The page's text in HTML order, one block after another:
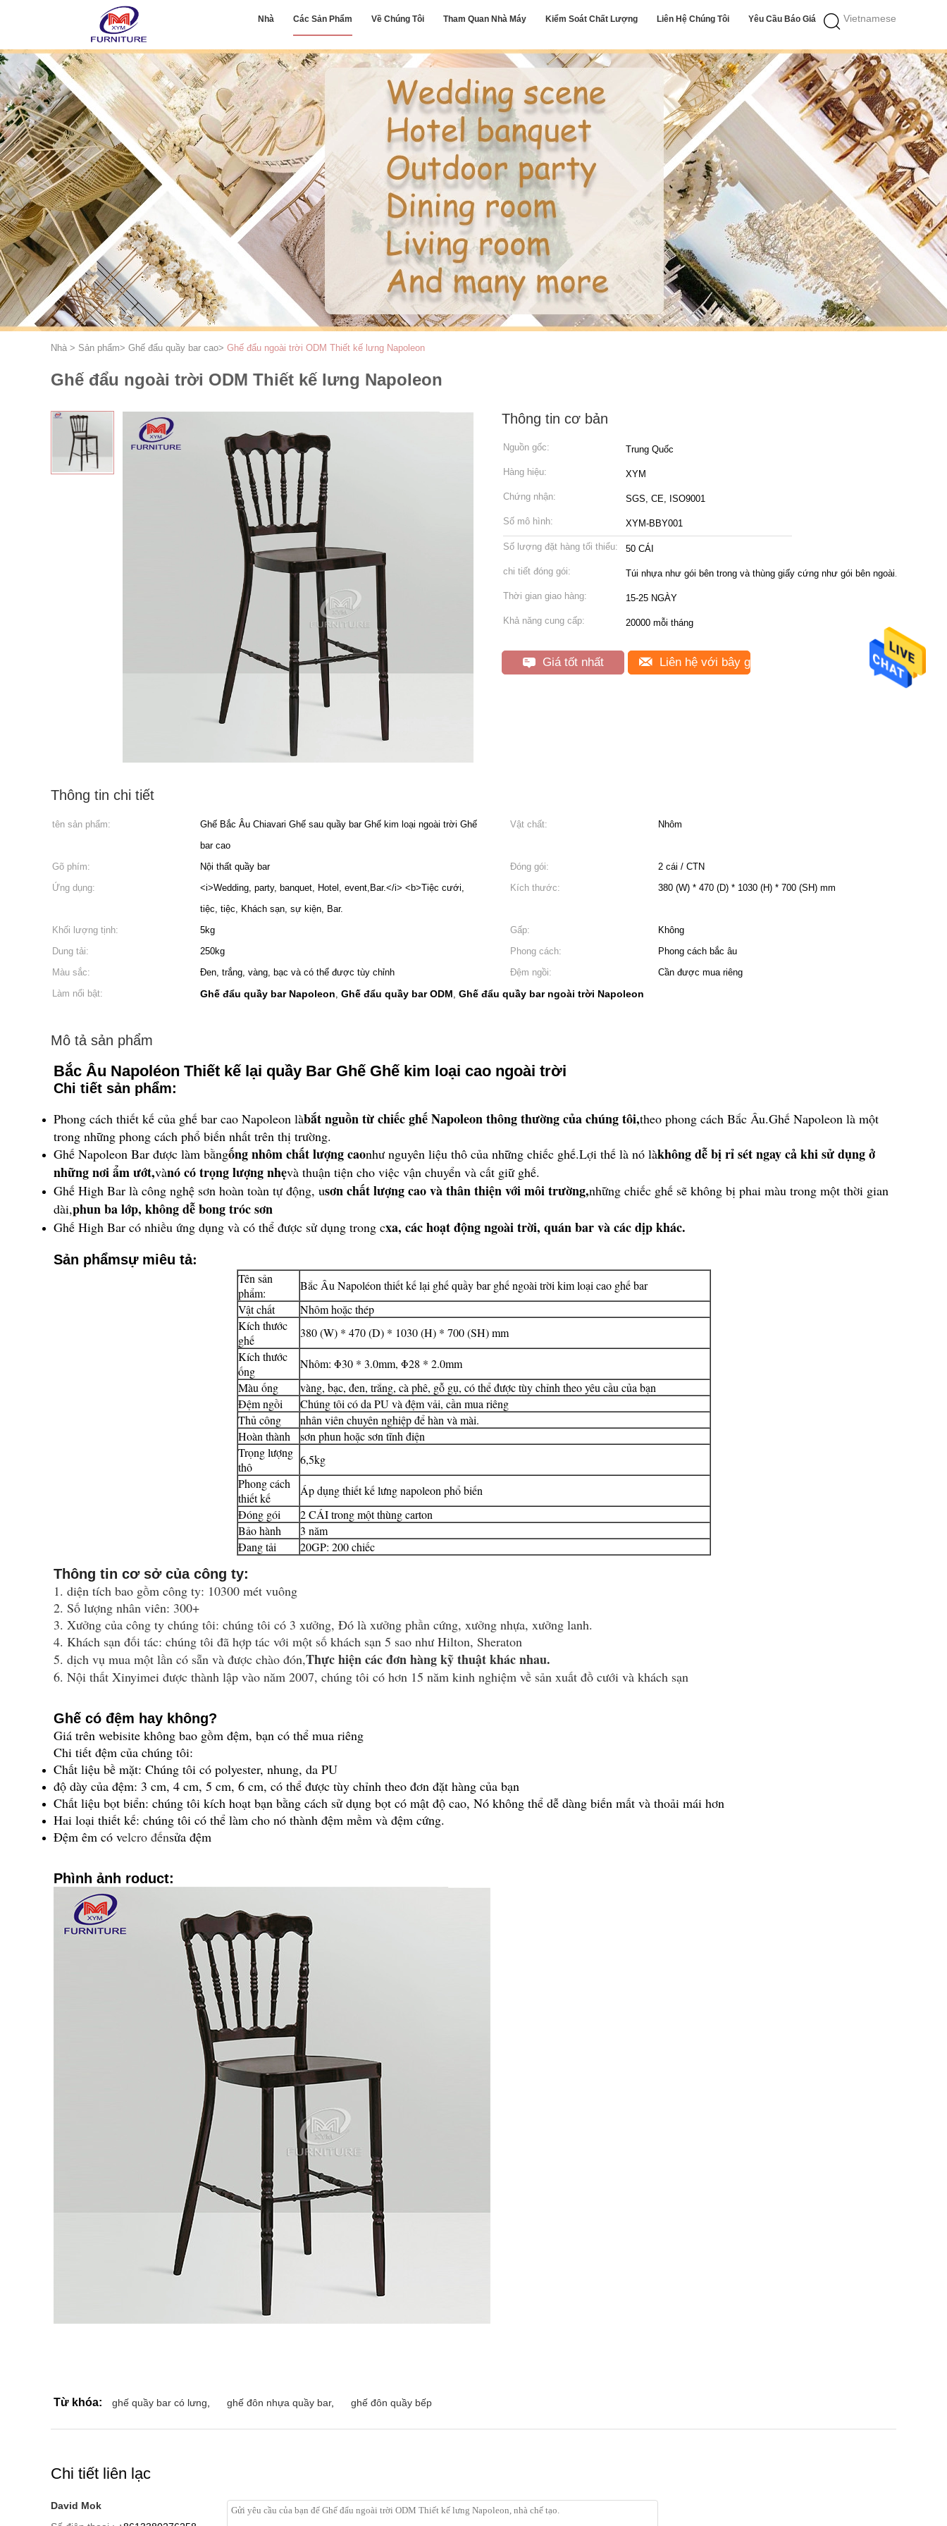
Vietnamese
Nhà Các Sản Phẩm Về Chúng Tôi Tham Quan Nhà Máy Kiểm Soát Chất Lượng Liên Hệ Chúng Tôi Yêu Cầu Báo Giá
Nhà > Sản phẩm> Ghế đẩu quầy bar cao> Ghế đẩu ngoài trời ODM Thiết kế lưng Napoleon
Ghế đẩu ngoài trời ODM Thiết kế lưng Napoleon
Thông tin cơ bản
Nguồn gốc: Trung Quốc
Hàng hiệu: XYM
Chứng nhận: SGS, CE, ISO9001
Số mô hình: XYM-BBY001
Số lượng đặt hàng tối thiểu: 50 CÁI
chi tiết đóng gói: Túi nhựa như gói bên trong và thùng giấy cứng như gói bên ngoài.
Thời gian giao hàng: 15-25 NGÀY
Khả năng cung cấp: 20000 mỗi tháng
Giá tốt nhất Liên hệ với bây giờ
Thông tin chi tiết
tên sản phẩm:
Ghế Bắc Âu Chiavari Ghế sau quầy bar Ghế kim loại ngoài trời Ghế
bar cao
Vật chất: Nhôm
Gõ phím: Nội thất quầy bar Đóng gói:
2 cái / CTN
Ứng dụng:
<i>Wedding, party, banquet, Hotel, event,Bar.</i> <b>Tiệc cưới,
tiệc, tiệc, Khách sạn, sự kiện, Bar.
Kích thước: 380 (W) * 470 (D) * 1030 (H) * 700 (SH) mm
Khối lượng tịnh: 5kg Gấp:
Không
Dung tải:
250kg Phong cách:
Phong cách bắc âu
Màu sắc:
Đen, trắng, vàng, bạc và có thể được tùy chỉnh Đệm ngồi:
Cần được mua riêng
Làm nổi bật:
Ghế đẩu quầy bar Napoleon, Ghế đẩu quầy bar ODM, Ghế đẩu quầy bar ngoài trời Napoleon
Mô tả sản phẩm
Bắc Âu Napoléon Thiết kế lại quầy Bar Ghế Ghế kim loại cao ngoài trời
Chi tiết sản phẩm:
Phong cách thiết kế của ghế bar cao Napoleon làbắt nguồn từ chiếc ghế Napoleon thông thường của chúng tôi,theo phong cách Bắc Âu.Ghế Napoleon là một
trong những phong cách phổ biến nhất trên thị trường.
Ghế Napoleon Bar được làm bằngống nhôm chất lượng caonhư nguyên liệu thô của những chiếc ghế.Lợi thế là nó làkhông dễ bị rỉ sét ngay cả khi sử dụng ở
những nơi ẩm ướt,vànó có trọng lượng nhẹvà thuận tiện cho việc vận chuyển và cất giữ ghế.
Ghế High Bar là công nghệ sơn hoàn toàn tự động, usơn chất lượng cao và thân thiện với môi trường,những chiếc ghế sẽ không bị phai màu trong một thời gian
dài,phun ba lớp, không dễ bong tróc sơn
Ghế High Bar có nhiều ứng dụng và có thể được sử dụng trong cxa, các hoạt động ngoài trời, quán bar và các dịp khác.
Sản phẩmsự miêu tả:
Tên sản
phẩm:
Bắc Âu Napoléon thiết kế lại ghế quầy bar ghế ngoài trời kim loại cao ghế bar
Vật chất
Nhôm hoặc thép
Kích thước
ghế
380 (W) * 470 (D) * 1030 (H) * 700 (SH) mm
Kích thước
ống
Nhôm: Φ30 * 3.0mm, Φ28 * 2.0mm
Màu ống
vàng, bạc, đen, trắng, cà phê, gỗ gụ, có thể được tùy chỉnh theo yêu cầu của bạn
Đệm ngồi
Chúng tôi có da PU và đệm vải, cần mua riêng
Thủ công
nhân viên chuyên nghiệp để hàn và mài.
Hoàn thành
sơn phun hoặc sơn tĩnh điện
Trọng lượng
thô
6,5kg
Phong cách
thiết kế
Áp dụng thiết kế lưng napoleon phổ biến
Đóng gói
2 CÁI trong một thùng carton
Bảo hành
3 năm
Đang tải
20GP: 200 chiếc
Thông tin cơ sở của công ty:
1. diện tích bao gồm công ty: 10300 mét vuông
2. Số lượng nhân viên: 300+
3. Xưởng của công ty chúng tôi: chúng tôi có 3 xưởng, Đó là xưởng phần cứng, xưởng nhựa, xưởng lanh.
4. Khách sạn đối tác: chúng tôi đã hợp tác với một số khách sạn 5 sao như Hilton, Sheraton
5. dịch vụ mua một lần có sẵn và được chào đón,Thực hiện các đơn hàng kỹ thuật khác nhau.
6. Nội thất Xinyimei được thành lập vào năm 2007, chúng tôi có hơn 15 năm kinh nghiệm về sản xuất đồ cưới và khách sạn
Ghế có đệm hay không?
Giá trên webisite không bao gồm đệm, bạn có thể mua riêng
Chi tiết đệm của chúng tôi:
Chất liệu bề mặt: Chúng tôi có polyester, nhung, da PU
độ dày của đệm: 3 cm, 4 cm, 5 cm, 6 cm, có thể được tùy chỉnh theo đơn đặt hàng của bạn
Chất liệu bọt biển: chúng tôi kích hoạt bạn bằng cách sử dụng bọt có mật độ cao, Nó không thể dễ dàng biến mất và thoải mái hơn
Hai loại thiết kế: chúng tôi có thể làm cho nó thành đệm mềm và đệm cứng.
Đệm êm có velcro đếnsửa đệm
Phình ảnh roduct:
Từ khóa: ghế quầy bar có lưng ghế đôn nhựa quầy bar, ghế đôn quầy bếp
Chi tiết liên lạc
David Mok